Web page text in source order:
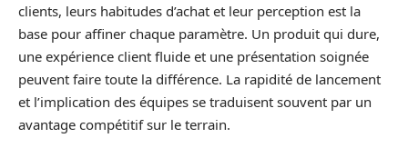
clients, leurs habitudes d’achat et leur perception est la
base pour affiner chaque paramètre. Un produit qui dure,
une expérience client fluide et une présentation soignée
peuvent faire toute la différence. La rapidité de lancement
et l’implication des équipes se traduisent souvent par un
avantage compétitif sur le terrain.